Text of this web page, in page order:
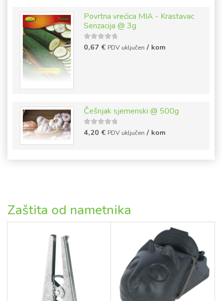
Povrtna vrećica MIA - Krastavac
Senzacija @ 3g
5 out of
5
0,67€ PDV uključen / kom
Češnjak sjemenski @ 500g
5 out of
5
4,20€ PDV uključen / kom
Zaštita od nametnika